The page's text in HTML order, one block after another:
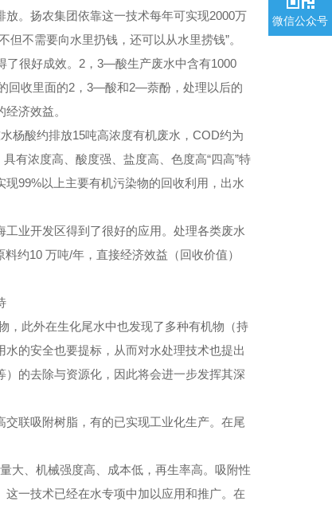
。扬农集团依靠这一技术每年可实现2000万
不需要向水里扔钱，还可以从水里捞钱”。
很好成效。2，3—酸生产废水中含有1000
回收里面的2，3—酸和2—萘酚，处理以后的
济效益。
酸约排放15吨高浓度有机废水，COD约为
有浓度高、酸度强、盐度高、色度高“四高”特
99%以上主要有机污染物的回收利用，出水
业开发区得到了很好的应用。处理各类废水
约10 万吨/年，直接经济效益（回收价值）
此外在生化尾水中也发现了多种有机物（持
的安全也要提标，从而对水处理技术也提出
的去除与资源化，因此将会进一步发挥其深
联吸附树脂，有的已实现工业化生产。在尾
、机械强度高、成本低，再生率高。吸附性
一技术已经在水专项中加以应用和推广。在
微信公众号
微信公众号